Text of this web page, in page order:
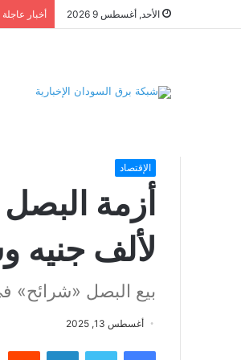
الأحد, أغسطس 9 2026 أخبار عاجلة
أزمة
الإقتصاد
أزمة
لألف
بيع البصل «شرائح»
أغسطس 13, 2025
فيسبوك تويتر لينكدإن